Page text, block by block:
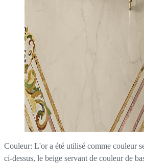
Couleur: L'or a été utilisé comme couleur
ci-dessus, le beige servant de couleur de